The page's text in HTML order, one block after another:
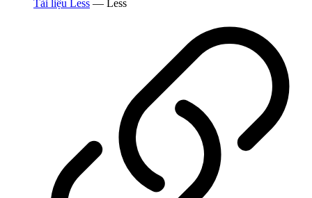
Tài liệu Less — Less